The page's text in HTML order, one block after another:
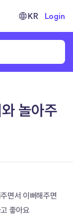
KR Login
놀아주
면서 이뻐해주면
좋아요